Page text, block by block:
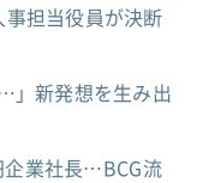
担当役員が決断
」新発想を生み出
企業社長…BCG流